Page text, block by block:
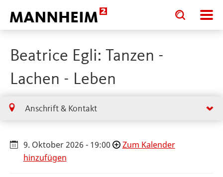
Toggle
search
input
Toggle
search
input
Beatrice Egli: Tanzen -
Lachen - Leben
Anschrift & Kontakt
9. Oktober 2026 - 19:00
Zum Kalender
hinzufügen